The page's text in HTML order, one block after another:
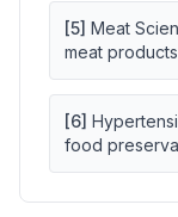
[5] Meat
meat products
[6]
food